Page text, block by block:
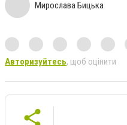
Мирослава Бицька
Авторизуйтесь, щоб оцінити